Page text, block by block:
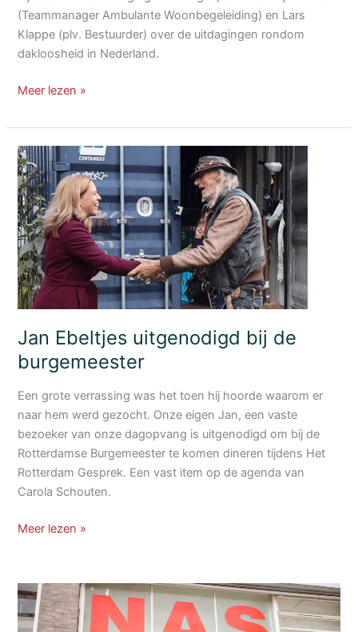
(Teammanager Ambulante Woonbegeleiding) en Lars
Klappe (plv. Bestuurder) over de uitdagingen rondom
dakloosheid in Nederland.
PvdA
bezoek
aan
de
NAS
Meer lezen »
Jan Ebeltjes uitgenodigd bij de
burgemeester
Een grote verrassing was het toen hij hoorde waarom er
naar hem werd gezocht. Onze eigen Jan, een vaste
bezoeker van onze dagopvang is uitgenodigd om bij de
Rotterdamse Burgemeester te komen dineren tijdens Het
Rotterdam Gesprek. Een vast item op de agenda van
Carola Schouten.
Jan
bij
de
burgemeester
Meer lezen »